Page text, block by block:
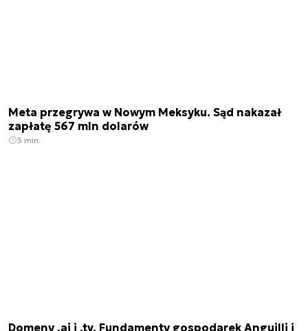
Meta przegrywa w Nowym Meksyku. Sąd nakazał
zapłatę 567 mln dolarów
3 min.
Domeny .ai i .tv. Fundamenty gospodarek Anguilli i